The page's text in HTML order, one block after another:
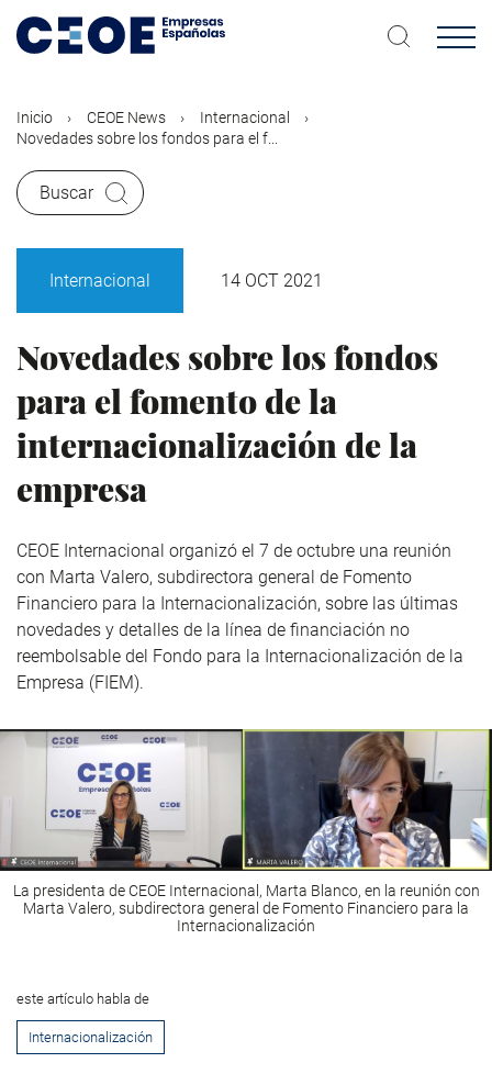
contenido
Inicio CEOE News
Internacional
Novedades sobre los fondos para el f...
Buscar
Internacional 14 OCT 2021
Novedades sobre los fondos
para el fomento de la
internacionalización de la
empresa
CEOE Internacional organizó el 7 de octubre una reunión
con Marta Valero, subdirectora general de Fomento
Financiero para la Internacionalización, sobre las últimas
novedades y detalles de la línea de financiación no
reembolsable del Fondo para la Internacionalización de la
Empresa (FIEM).
La presidenta de CEOE Internacional, Marta Blanco, en la reunión con
Marta Valero, subdirectora general de Fomento Financiero para la
Internacionalización
este artículo habla de
Internacionalización